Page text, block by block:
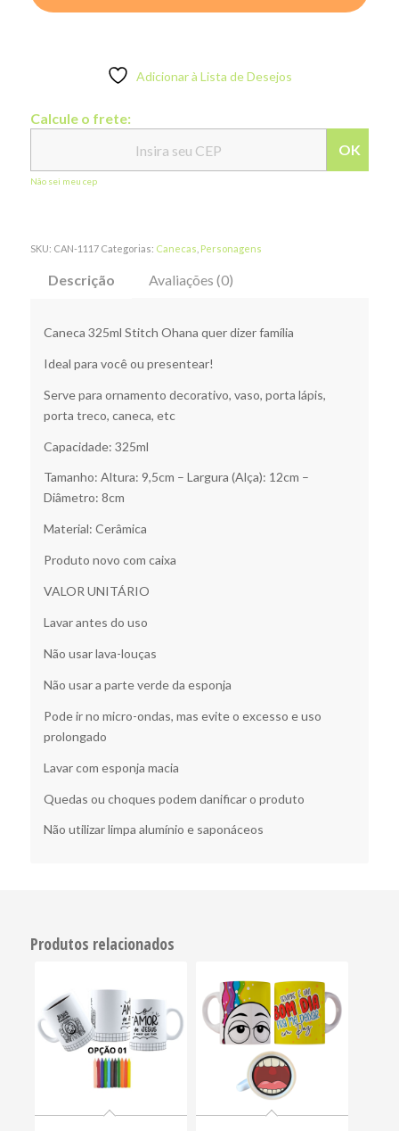
Adicionar à Lista de Desejos
Calcule o frete:
OK
Não sei meu cep
SKU: CAN-1117 Categorias: Canecas Personagens
Descrição Avaliações (0)
Caneca 325ml Stitch Ohana quer dizer família
Ideal para você ou presentear!
Serve para ornamento decorativo, vaso, porta lápis,
porta treco, caneca, etc
Capacidade: 325ml
Tamanho: Altura: 9,5cm – Largura (Alça): 12cm –
Diâmetro: 8cm
Material: Cerâmica
Produto novo com caixa
VALOR UNITÁRIO
Lavar antes do uso
Não usar lava-louças
Não usar a parte verde da esponja
Pode ir no micro-ondas, mas evite o excesso e uso
prolongado
Lavar com esponja macia
Quedas ou choques podem danificar o produto
Não utilizar limpa alumínio e saponáceos
Produtos relacionados